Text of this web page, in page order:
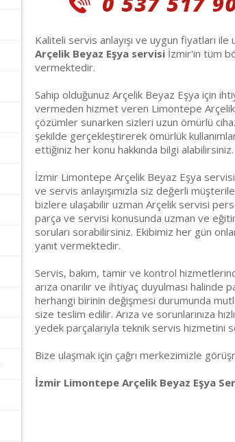
Kaliteli servis anlayışı ve uygun fiyatları
Arçelik Beyaz Eşya servisi İzmir'in tüm
vermektedir.
Sahip olduğunuz Arçelik Beyaz Eşya için
vermeden hizmet veren Limontepe Arçelik
çözümler sunarken sizleri uzun ömürlü
şekilde gerçekleştirerek ömürlük
ettiğiniz her konu hakkında bilgi alabilirsiniz.
İzmir Limontepe Arçelik Beyaz Eşya
ve servis anlayışımızla siz değerli
bizlere ulaşabilir uzman Arçelik servisi
parça ve servisi konusunda uzman ve
soruları sorabilirsiniz. Ekibimiz her gün
yanıt vermektedir.
Servis, bakım, tamir ve kontrol
arıza onarılır ve ihtiyaç duyulması halinde
herhangi birinin değişmesi durumunda
size teslim edilir. Arıza ve sorunlarınıza
yedek parçalarıyla teknik servis hizmetini
Bize ulaşmak için çağrı merkezimizle
İzmir Limontepe Arçelik Beyaz Eşya